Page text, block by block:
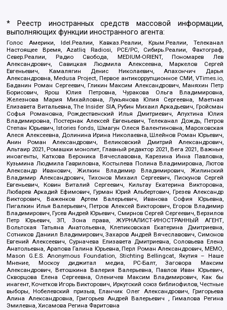
* Реестр иностранных средств массовой информации,
выполняющих функции иностранного агента:
Голос Америки, Idel.Реалии, Кавказ.Реалии, Крым.Реалии, Телеканал
Настоящее Время, Azatliq Radiosi, PCE/PC, Сибирь.Реалии, Фактограф,
Север.Реалии, Радио Свобода, MEDIUM-ORIENT, Пономарев Лев
Александрович, Савицкая Людмила Алексеевна, Маркелов Сергей
Евгеньевич, Камалягин Денис Николаевич, Апахончич Дарья
Александровна, Medusa Project, Первое антикоррупционное СМИ, VTimes.io,
Баданин Роман Сергеевич, Гликин Максим Александрович, Маняхин Петр
Борисович, Ярош Юлия Петровна, Чуракова Ольга Владимировна,
Железнова Мария Михайловна, Лукьянова Юлия Сергеевна, Маетная
Елизавета Витальевна, The Insider SIA, Рубин Михаил Аркадьевич, Гройсман
Софья Романовна, Рождественский Илья Дмитриевич, Апухтина Юлия
Владимировна, Постернак Алексей Евгеньевич, Телеканал Дождь, Петров
Степан Юрьевич, Istories fonds, Шмагун Олеся Валентиновна, Мароховская
Алеся Алексеевна, Долинина Ирина Николаевна, Шлейнов Роман Юрьевич,
Анин Роман Александрович, Великовский Дмитрий Александрович,
Альтаир 2021, Ромашки монолит, Главный редактор 2021, Вега 2021, Важные
иноагенты, Каткова Вероника Вячеславовна, Карезина Инна Павловна,
Кузьмина Людмила Гавриловна, Костылева Полина Владимировна, Лютов
Александр Иванович, Жилкин Владимир Владимирович, Жилинский
Владимир Александрович, Тихонов Михаил Сергеевич, Пискунов Сергей
Евгеньевич, Ковин Виталий Сергеевич, Кильтау Екатерина Викторовна,
Любарев Аркадий Ефимович, Гурман Юрий Альбертович, Грезев Александр
Викторович, Важенков Артем Валерьевич, Иванова София Юрьевна,
Пигалкин Илья Валерьевич, Петров Алексей Викторович, Егоров Владимир
Владимирович, Гусев Андрей Юрьевич, Смирнов Сергей Сергеевич, Верзилов
Петр Юрьевич, ЗП, Зона права, ЖУРНАЛИСТ-ИНОСТРАННЫЙ АГЕНТ,
Вольтская Татьяна Анатольевна, Клепиковская Екатерина Дмитриевна,
Сотников Даниил Владимирович, Захаров Андрей Вячеславович, Симонов
Евгений Алексеевич, Сурначева Елизавета Дмитриевна, Соловьева Елена
Анатольевна, Арапова Галина Юрьевна, Перл Роман Александрович, МЕМО,
Mason G.E.S. Anonymous Foundation, Stichting Bellingcat, Якутия – Наше
Мнение, Москоу диджитал медиа, РС-Балт, Заговора Максим
Александрович, Ветошкина Валерия Валерьевна, Павлов Иван Юрьевич,
Скворцова Елена Сергеевна, Оленичев Максим Владимирович, Как бы
инагент, Кочетков Игорь Викторович, Иркутский союз библиофилов, Честные
выборы, Нобелевский призыв, Еланчик Олег Александрович, Григорьева
Алина Александровна, Григорьев Андрей Валерьевич , Гималова Регина
Эмилевна, Хисамова Регина Фаритовна